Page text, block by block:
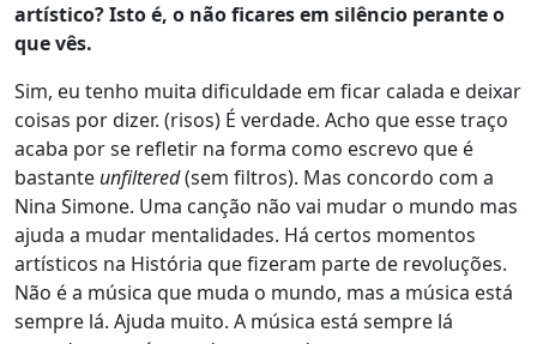
artístico? Isto é, o não ficares em silêncio perante o
que vês.
Sim, eu tenho muita dificuldade em ficar calada e deixar
coisas por dizer. (risos) É verdade. Acho que esse traço
acaba por se refletir na forma como escrevo que é
bastante unfiltered(sem filtros). Mas concordo com a
Nina Simone. Uma canção não vai mudar o mundo mas
ajuda a mudar mentalidades. Há certos momentos
artísticos na História que fizeram parte de revoluções.
Não é a música que muda o mundo, mas a música está
sempre lá. Ajuda muito. A música está sempre lá